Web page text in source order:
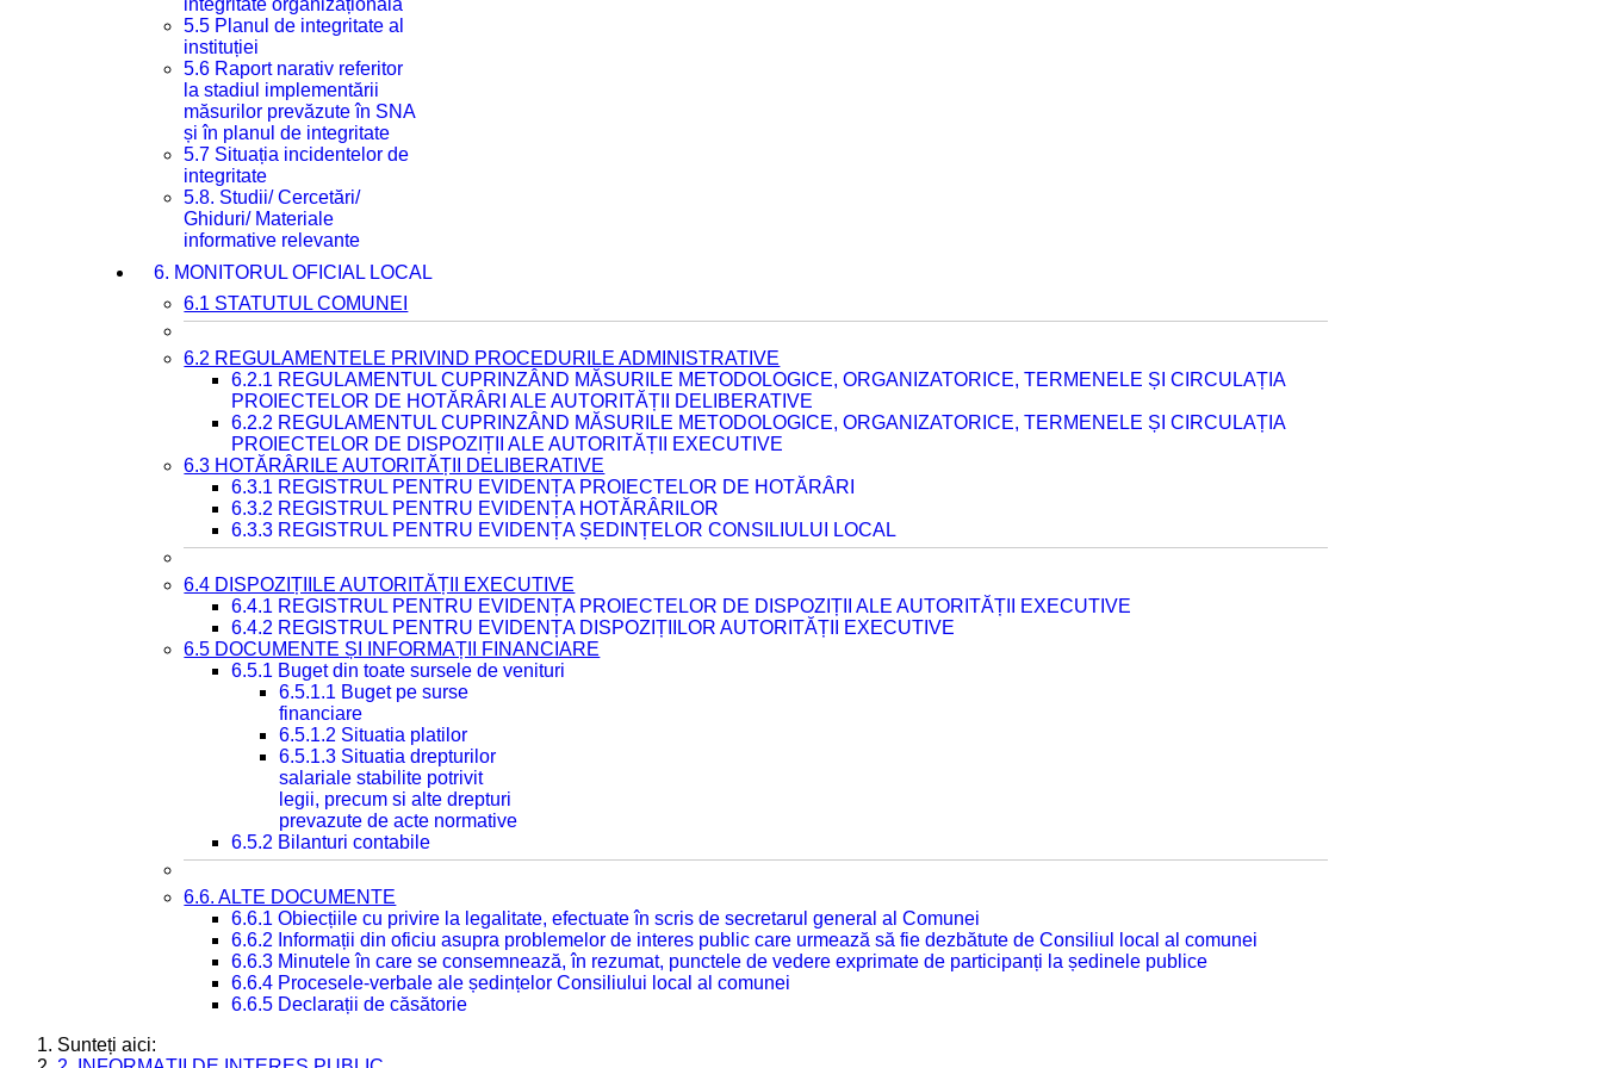
integritate organizațională
5.5 Planul de integritate al
instituției
5.6 Raport narativ referitor
la stadiul implementării
măsurilor prevăzute în SNA
și în planul de integritate
5.7 Situația incidentelor de
integritate
5.8. Studii/ Cercetări/
Ghiduri/ Materiale
informative relevante
6. MONITORUL OFICIAL LOCAL
6.1 STATUTUL COMUNEI
6.2 REGULAMENTELE PRIVIND PROCEDURILE ADMINISTRATIVE
6.2.1 REGULAMENTUL CUPRINZÂND MĂSURILE METODOLOGICE, ORGANIZATORICE, TERMENELE ȘI CIRCULAȚIA
PROIECTELOR DE HOTĂRÂRI ALE AUTORITĂȚII DELIBERATIVE
6.2.2 REGULAMENTUL CUPRINZÂND MĂSURILE METODOLOGICE, ORGANIZATORICE, TERMENELE ȘI CIRCULAȚIA
PROIECTELOR DE DISPOZIȚII ALE AUTORITĂȚII EXECUTIVE
6.3 HOTĂRÂRILE AUTORITĂȚII DELIBERATIVE
6.3.1 REGISTRUL PENTRU EVIDENȚA PROIECTELOR DE HOTĂRÂRI
6.3.2 REGISTRUL PENTRU EVIDENȚA HOTĂRÂRILOR
6.3.3 REGISTRUL PENTRU EVIDENȚA ȘEDINȚELOR CONSILIULUI LOCAL
6.4 DISPOZIȚIILE AUTORITĂȚII EXECUTIVE
6.4.1 REGISTRUL PENTRU EVIDENȚA PROIECTELOR DE DISPOZIȚII ALE AUTORITĂȚII EXECUTIVE
6.4.2 REGISTRUL PENTRU EVIDENȚA DISPOZIȚIILOR AUTORITĂȚII EXECUTIVE
6.5 DOCUMENTE ȘI INFORMAȚII FINANCIARE
6.5.1 Buget din toate sursele de venituri
6.5.1.1 Buget pe surse
financiare
6.5.1.2 Situatia platilor
6.5.1.3 Situatia drepturilor
salariale stabilite potrivit
legii, precum si alte drepturi
prevazute de acte normative
6.5.2 Bilanturi contabile
6.6. ALTE DOCUMENTE
6.6.1 Obiecțiile cu privire la legalitate, efectuate în scris de secretarul general al Comunei
6.6.2 Informații din oficiu asupra problemelor de interes public care urmează să fie dezbătute de Consiliul local al comunei
6.6.3 Minutele în care se consemnează, în rezumat, punctele de vedere exprimate de participanți la ședinele publice
6.6.4 Procesele-verbale ale ședințelor Consiliului local al comunei
6.6.5 Declarații de căsătorie
Sunteți aici: